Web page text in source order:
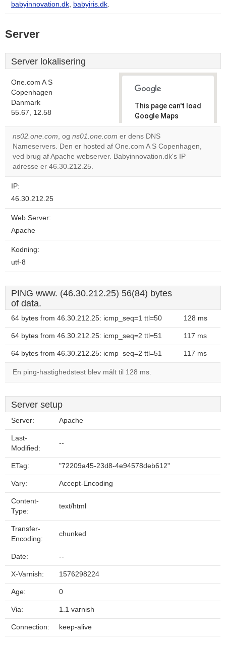
babyinnovation.dk, babyiris.dk.
Server
Server lokalisering
One.com A S
Copenhagen
Danmark
55.67, 12.58
This page can't load
Google Maps
correctly.
Do you
own this
ns02.one.com, og ns01.one.com er dens DNS
Nameservers. Den er hosted af One.com A S Copenhagen,
ved brug af Apache webserver. Babyinnovation.dk's IP
adresse er 46.30.212.25.
IP:
46.30.212.25
Web Server:
Apache
Kodning:
utf-8
PING www. (46.30.212.25) 56(84) bytes
of data.
64 bytes from 46.30.212.25: icmp_seq=1 ttl=50 128 ms
64 bytes from 46.30.212.25: icmp_seq=2 ttl=51 117 ms
64 bytes from 46.30.212.25: icmp_seq=2 ttl=51 117 ms
En ping-hastighedstest blev målt til 128 ms.
Server setup
Server: Apache
Last-
Modified:
--
ETag: "72209a45-23d8-4e94578deb612"
Vary: Accept-Encoding
Content-
Type:
text/html
Transfer-
Encoding:
chunked
Date: --
X-Varnish: 1576298224
Age: 0
Via: 1.1 varnish
Connection: keep-alive